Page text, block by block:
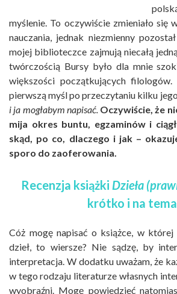
myślenie. To oczywiście zmieniało się
nauczania, jednak niezmienny
mojej biblioteczce zajmują niecałą
twórczością Bursy było dla mnie
większości początkujących
pierwszą myśl po przeczytaniu kilku
i ja mogłabym napisać. Oczywiście, że
mija okres buntu, egzaminów i
skąd, po co, dlaczego i jak –
sporo do zaoferowania.
Recenzja książki Dzieła
krótko i na
Cóż mogę napisać o książce, w której
dzieł, to wiersze? Nie sądzę, by
interpretacja. W dodatku uważam, że
w tego rodzaju literaturze własnych
wyobraźni. Mogę powiedzieć